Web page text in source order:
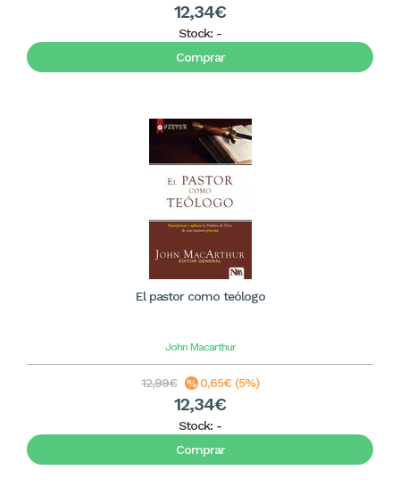
12,34€
Stock: -
Comprar
El pastor como teólogo
John Macarthur
12,99€ 0,65€ (5%)
12,34€
Stock: -
Comprar